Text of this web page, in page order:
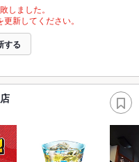
しました。
新してください。
する